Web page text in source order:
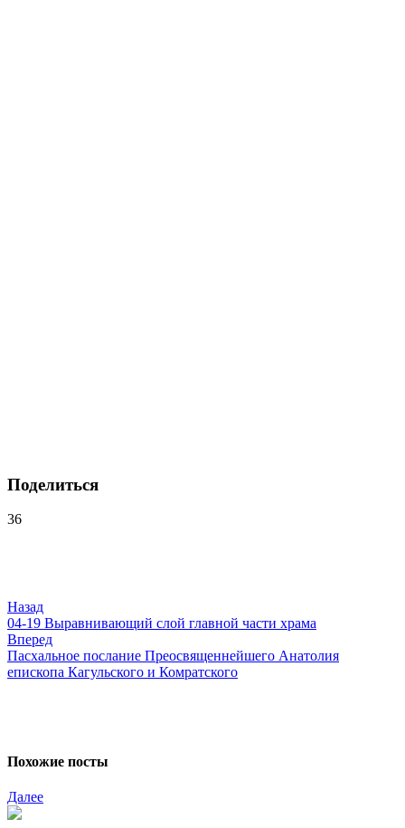
Поделиться
36
Назад
04-19 Выравнивающий слой главной части храма
Вперед
Пасхальное послание Преосвященнейшего Анатолия
епископа Кагульского и Комратского
Похожие посты
Далее